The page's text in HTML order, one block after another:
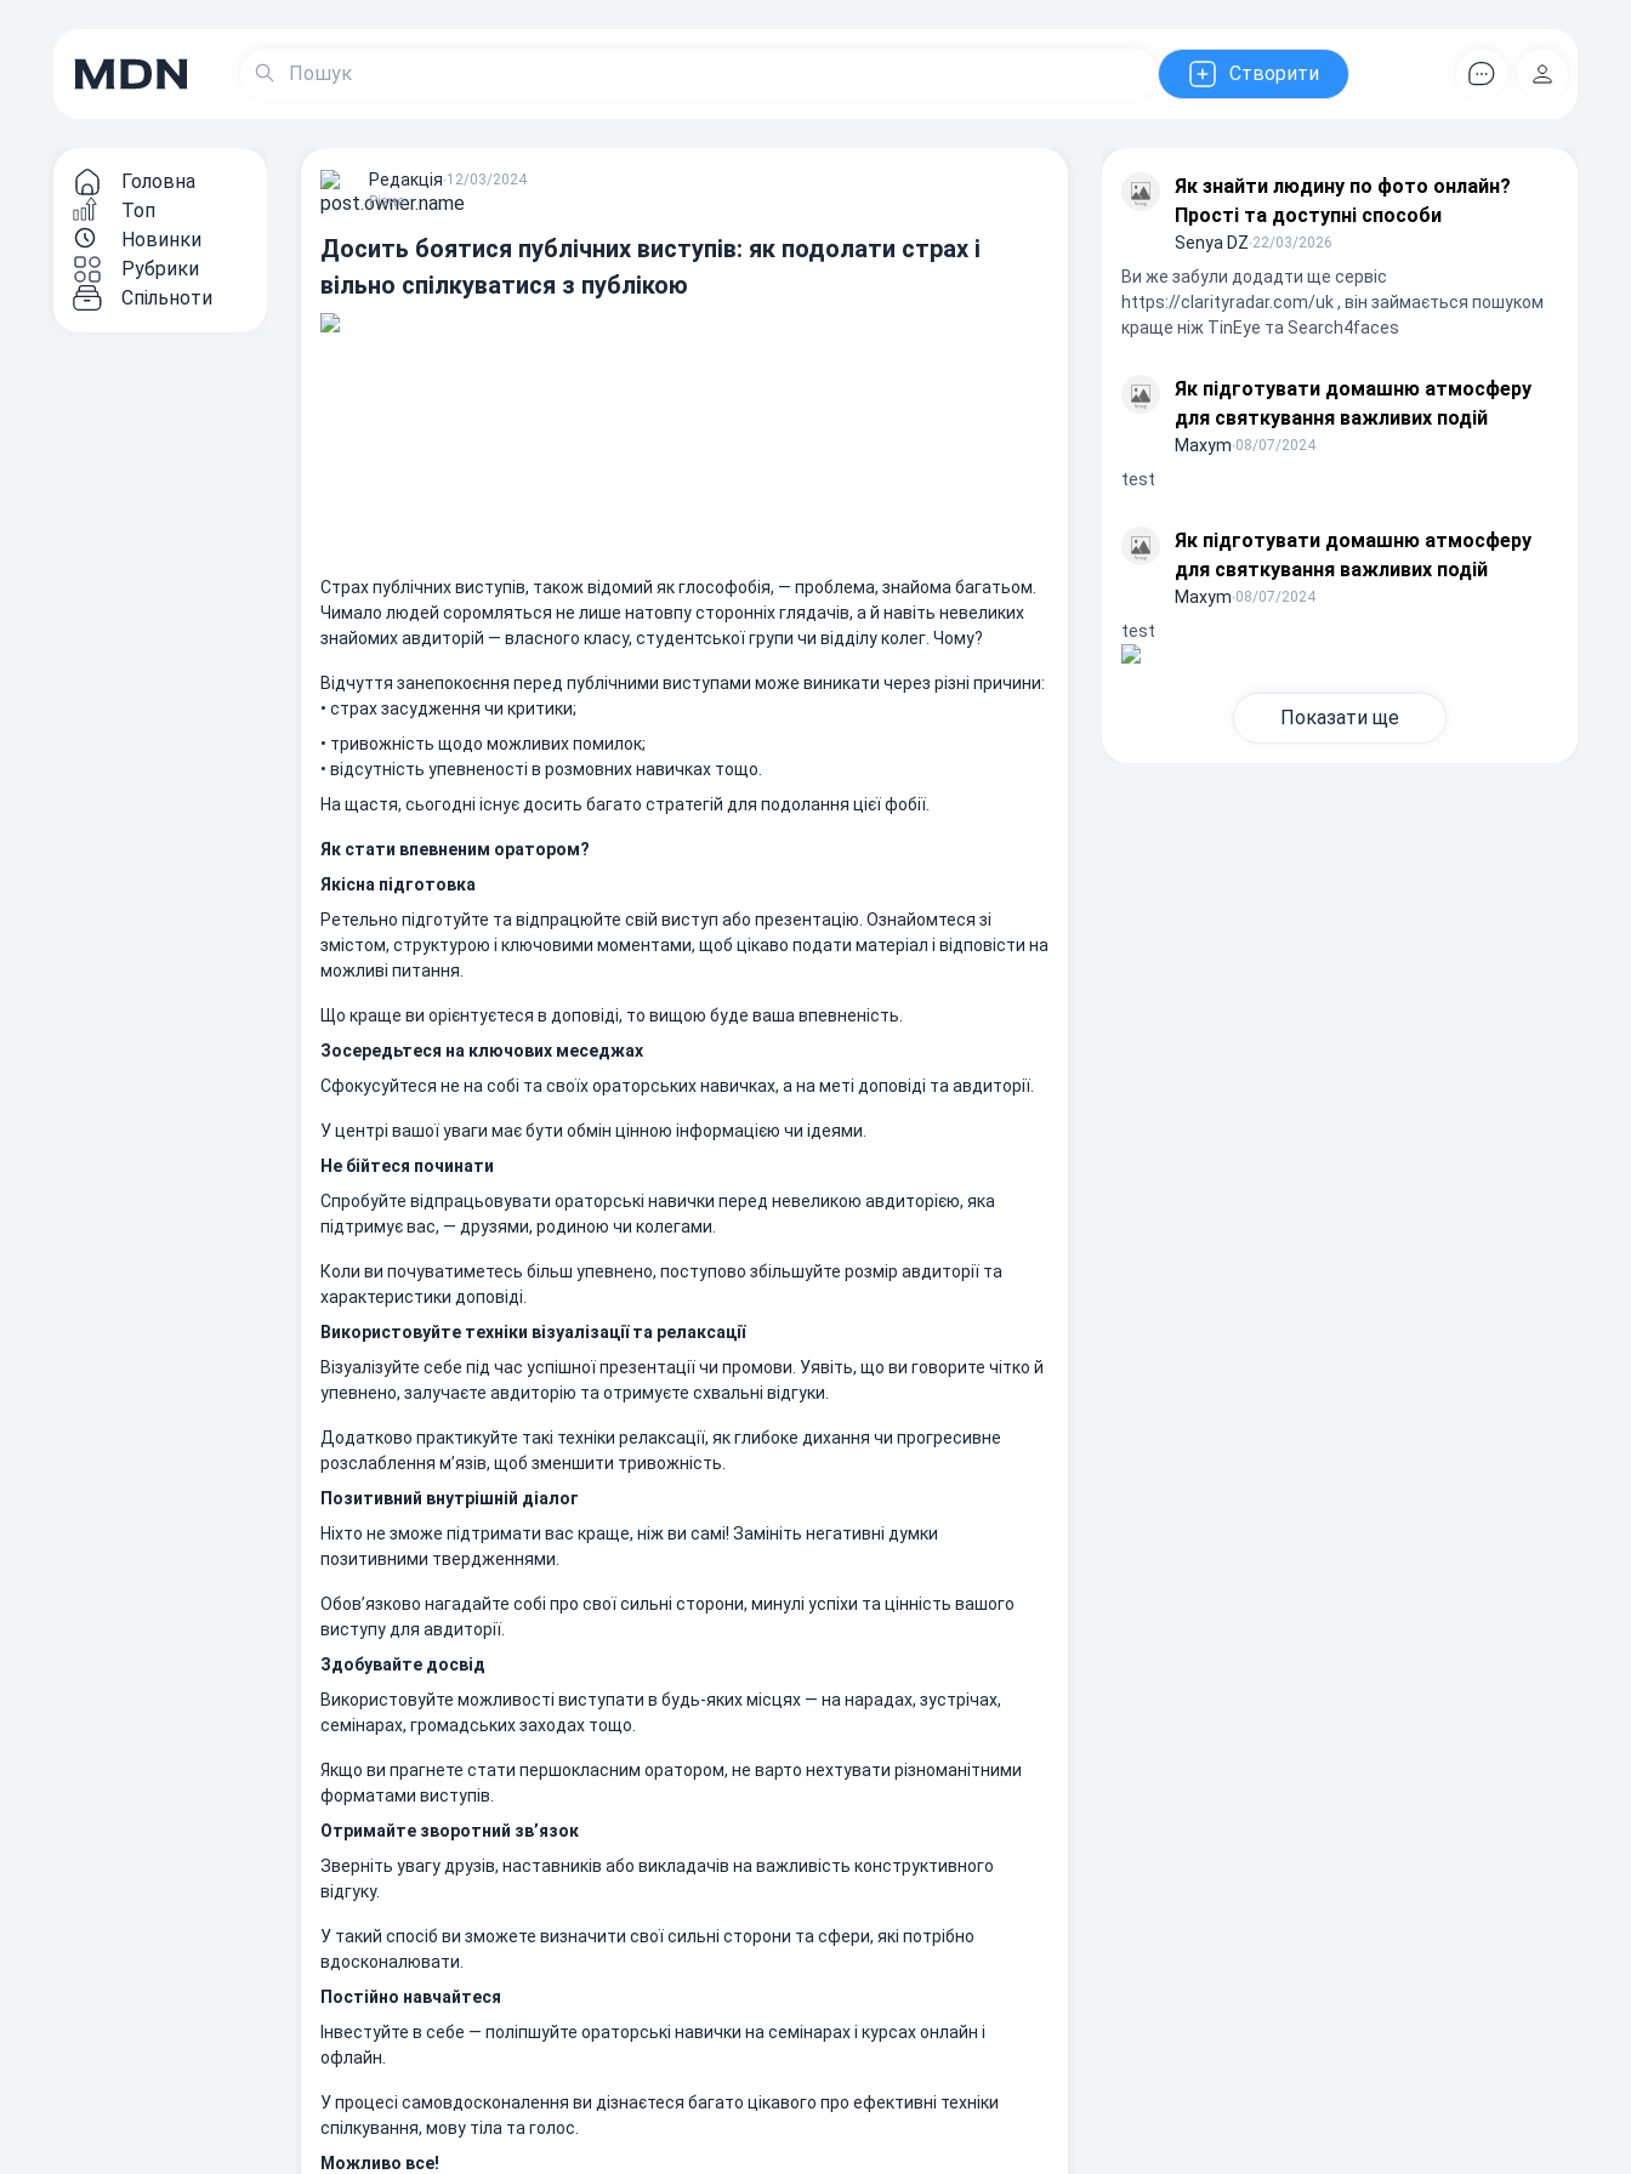
Створити
Коментарів
Головна
Топ
Новинки
Рубрики
Спільноти
Редакцiя∙12/03/2024
Різне
Досить боятися публічних виступів: як подолати страх і
вільно спілкуватися з публікою
Страх публічних виступів, також відомий як глософобія, — проблема, знайома багатьом.
Чимало людей соромляться не лише натовпу сторонніх глядачів, а й навіть невеликих
знайомих авдиторій — власного класу, студентської групи чи відділу колег. Чому?
Відчуття занепокоєння перед публічними виступами може виникати через різні причини:
• страх засудження чи критики;
• тривожність щодо можливих помилок;
• відсутність упевненості в розмовних навичках тощо.
На щастя, сьогодні існує досить багато стратегій для подолання цієї фобії.
Як стати впевненим оратором?
Якісна підготовка
Ретельно підготуйте та відпрацюйте свій виступ або презентацію. Ознайомтеся зі
змістом, структурою і ключовими моментами, щоб цікаво подати матеріал і відповісти на
можливі питання.
Що краще ви орієнтуєтеся в доповіді, то вищою буде ваша впевненість.
Зосередьтеся на ключових меседжах
Сфокусуйтеся не на собі та своїх ораторських навичках, а на меті доповіді та авдиторії.
У центрі вашої уваги має бути обмін цінною інформацією чи ідеями.
Не бійтеся починати
Спробуйте відпрацьовувати ораторські навички перед невеликою авдиторією, яка
підтримує вас, — друзями, родиною чи колегами.
Коли ви почуватиметесь більш упевнено, поступово збільшуйте розмір авдиторії та
характеристики доповіді.
Використовуйте техніки візуалізації та релаксації
Візуалізуйте себе під час успішної презентації чи промови. Уявіть, що ви говорите чітко й
упевнено, залучаєте авдиторію та отримуєте схвальні відгуки.
Додатково практикуйте такі техніки релаксації, як глибоке дихання чи прогресивне
розслаблення м’язів, щоб зменшити тривожність.
Позитивний внутрішній діалог
Ніхто не зможе підтримати вас краще, ніж ви самі! Замініть негативні думки
позитивними твердженнями.
Обов’язково нагадайте собі про свої сильні сторони, минулі успіхи та цінність вашого
виступу для авдиторії.
Здобувайте досвід
Використовуйте можливості виступати в будь-яких місцях — на нарадах, зустрічах,
семінарах, громадських заходах тощо.
Якщо ви прагнете стати першокласним оратором, не варто нехтувати різноманітними
форматами виступів.
Отримайте зворотний зв’язок
Зверніть увагу друзів, наставників або викладачів на важливість конструктивного
відгуку.
У такий спосіб ви зможете визначити свої сильні сторони та сфери, які потрібно
вдосконалювати.
Постійно навчайтеся
Інвестуйте в себе — поліпшуйте ораторські навички на семінарах і курсах онлайн і
офлайн.
У процесі самовдосконалення ви дізнаєтеся багато цікавого про ефективні техніки
спілкування, мову тіла та голос.
Можливо все!
Як знайти людину по фото онлайн?
Прості та доступні способи
Senya DZ∙22/03/2026
Ви же забули додадти ще сервіс
https://clarityradar.com/uk , він займається пошуком
краще ніж TinEye та Search4faces
Як підготувати домашню атмосферу
для святкування важливих подій
Maxym∙08/07/2024
test
Як підготувати домашню атмосферу
для святкування важливих подій
Maxym∙08/07/2024
test
Показати ще